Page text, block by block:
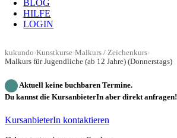
BLOG
HILFE
LOGIN
kukundo›Kunstkurse›Malkurs / Zeichenkurs›
Malkurs für Jugendliche (ab 12 Jahre) (Donnerstags)
Aktuell keine buchbaren Termine.
Du kannst die KursanbieterIn aber direkt anfragen!
KursanbieterIn kontaktieren